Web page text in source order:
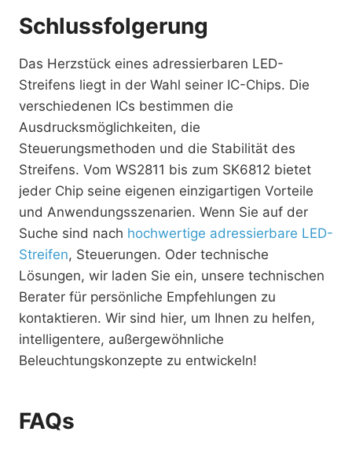
Schlussfolgerung
Das Herzstück eines adressierbaren LED-
Streifens liegt in der Wahl seiner IC-Chips. Die
verschiedenen ICs bestimmen die
Ausdrucksmöglichkeiten, die
Steuerungsmethoden und die Stabilität des
Streifens. Vom WS2811 bis zum SK6812 bietet
jeder Chip seine eigenen einzigartigen Vorteile
und Anwendungsszenarien. Wenn Sie auf der
Suche sind nach hochwertige adressierbare LED-
Streifen, Steuerungen. Oder technische
Lösungen, wir laden Sie ein, unsere technischen
Berater für persönliche Empfehlungen zu
kontaktieren. Wir sind hier, um Ihnen zu helfen,
intelligentere, außergewöhnliche
Beleuchtungskonzepte zu entwickeln!
FAQs